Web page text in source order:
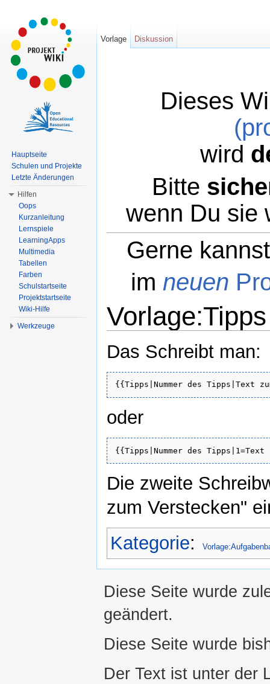
Dieses
wird
Bitte
wenn Du sie
Gerne
im neuen
Vorlage:Tipps
Das Schreibt man:
{{Tipps|Nummer des Tipps|Text
oder
{{Tipps|Nummer des Tipps|1=Text
Die zweite
zum Verstecken"
Kategorie:
Vorlage Diskussion
Hauptseite
Schulen und Projekte
Letzte Änderungen
Hilfen
Oops
Kurzanleitung
Lernspiele
LearningApps
Multimedia
Tabellen
Farben
Schulstartseite
Projektstartseite
Wiki-Hilfe
Werkzeuge
Diese Seite wurde
geändert.
Diese Seite wurde
Der Text ist unter der